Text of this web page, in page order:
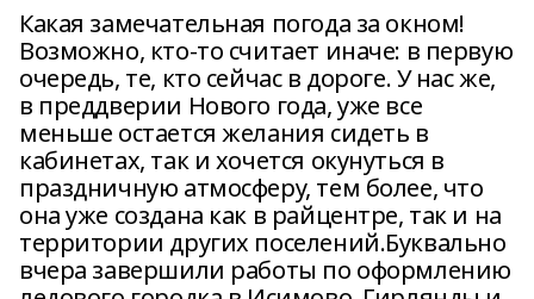
Какая замечательная погода за окном!
Возможно, кто-то считает иначе: в первую
очередь, те, кто сейчас в дороге. У нас же,
в преддверии Нового года, уже все
меньше остается желания сидеть в
кабинетах, так и хочется окунуться в
праздничную атмосферу, тем более, что
она уже создана как в райцентре, так и на
территории других поселений.Буквально
вчера завершили работы по оформлению